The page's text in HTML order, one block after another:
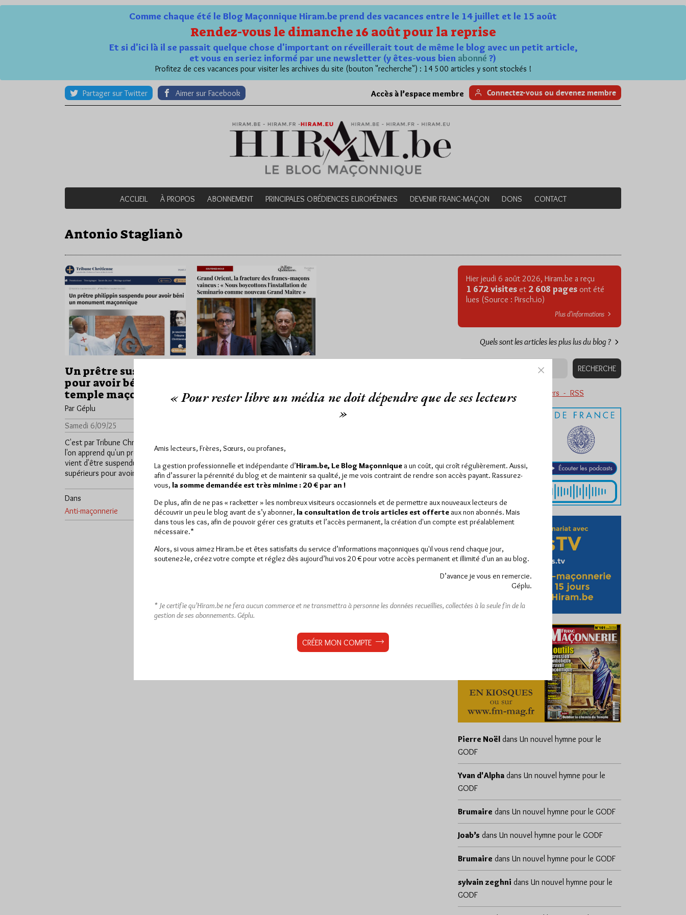
Comme chaque été le Blog Maçonnique Hiram.be prend des vacances entre le 14 juillet et le 15 août
Rendez-vous le dimanche 16 août pour la reprise
Et si d'ici là il se passait quelque chose d'important on réveillerait tout de même le blog avec un petit article,
et vous en seriez informé par une newsletter (y êtes-vous bien abonné ?)
Profitez de ces vacances pour visiter les archives du site (bouton "recherche") : 14 500 articles y sont stockés !
Partager sur Twitter Aimer sur Facebook Accès à l’espace membre Connectez-vous ou devenez membre
ACCUEIL À PROPOS ABONNEMENT PRINCIPALES OBÉDIENCES EUROPÉENNES DEVENIR FRANC-MAÇON DONS CONTACT
Antonio Staglianò
Un prêtre suspendu
pour avoir béni un
temple maçonnique
Par Géplu
Samedi 6/09/25
C'est par Tribune Chrétienne que
l'on apprend qu'un prêtre philippin
vient d'être suspendu par ses
supérieurs pour avoir osé bénir…
Dans
Anti-maçonnerie
11
commentaires
les élections
contestées
Après l'élection du futur Grand
Maître du Grand Orient d'Italie le
dimanche 3 mars dernier qui a vu la
commission…
DansDans la presse 1 commentaire
Hier jeudi 6 août 2026, Hiram.be a reçu
1 672 visites et 2 608 pages ont été
lues (Source : Pirsch.io)
Plus d’informations
Quels sont les articles les plus lus du blog ?
Abonnement aux Newsletters - RSS
Pierre Noël dans Un nouvel hymne pour le
GODF
Yvan d'Alpha dans Un nouvel hymne pour le
GODF
Brumaire dans Un nouvel hymne pour le GODF
Joab’s dans Un nouvel hymne pour le GODF
Brumaire dans Un nouvel hymne pour le GODF
sylvain zeghni dans Un nouvel hymne pour le
GODF
« Pour rester libre un média ne doit dépendre que de ses lecteurs
»
Amis lecteurs, Frères, Sœurs, ou profanes,
La gestion professionnelle et indépendante d’Hiram.be, Le Blog Maçonnique a un coût, qui croît régulièrement. Aussi,
afin d’assurer la pérennité du blog et de maintenir sa qualité, je me vois contraint de rendre son accès payant. Rassurez-
vous, la somme demandée est très minime : 20 € par an !
De plus, afin de ne pas « racketter » les nombreux visiteurs occasionnels et de permettre aux nouveaux lecteurs de
découvrir un peu le blog avant de s’y abonner, la consultation de trois articles est offerte aux non abonnés. Mais
dans tous les cas, afin de pouvoir gérer ces gratuits et l’accès permanent, la création d'un compte est préalablement
nécessaire.*
Alors, si vous aimez Hiram.be et êtes satisfaits du service d’informations maçonniques qu'il vous rend chaque jour,
soutenez-le, créez votre compte et réglez dès aujourd’hui vos 20 € pour votre accès permanent et illimité d'un an au blog.
D’avance je vous en remercie.
Géplu.
* Je certifie qu’Hiram.be ne fera aucun commerce et ne transmettra à personne les données recueillies, collectées à la seule fin de la
gestion de ses abonnements. Géplu.
CRÉER MON COMPTE